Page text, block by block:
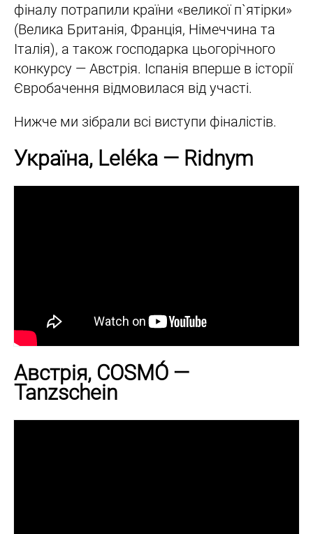
фіналу потрапили країни «великої п`ятірки»
(Велика Британія, Франція, Німеччина та
Італія), а також господарка цьогорічного
конкурсу — Австрія. Іспанія вперше в історії
Євробачення відмовилася від участі.
Нижче ми зібрали всі виступи фіналістів.
Україна, Leléka — Ridnym
Австрія, COSMÓ —
Tanzschein